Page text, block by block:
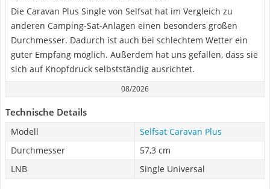
Die Caravan Plus Single von Selfsat hat im Vergleich zu
anderen Camping-Sat-Anlagen einen besonders großen
Durchmesser. Dadurch ist auch bei schlechtem Wetter ein
guter Empfang möglich. Außerdem hat uns gefallen, dass sie
sich auf Knopfdruck selbstständig ausrichtet.
08/2026
Technische Details
Modell
Selfsat Caravan Plus
Durchmesser
57,3 cm
LNB
Single Universal